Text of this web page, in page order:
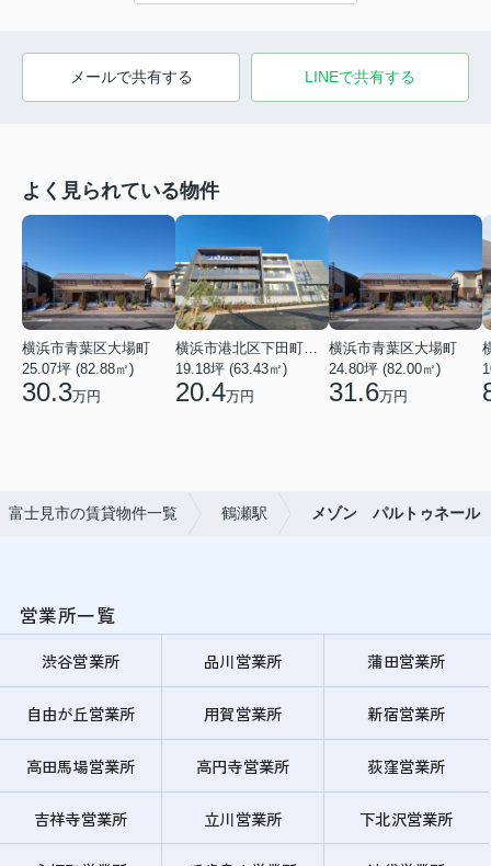
メールで共有する LINEで共有する
よく見られている物件
横浜市青葉区大場町
25.07坪 (82.88㎡)
30.3万円
19.18坪 (63.43㎡)
20.4万円
横浜市青葉区大場町
24.80坪 (82.00㎡)
31.6万円
富士見市の賃貸物件一覧 鶴瀬駅 メゾン パルトゥネール
営業所一覧
渋谷営業所 品川営業所 蒲田営業所
自由が丘営業所 用賀営業所 新宿営業所
高田馬場営業所 高円寺営業所 荻窪営業所
吉祥寺営業所 立川営業所 下北沢営業所